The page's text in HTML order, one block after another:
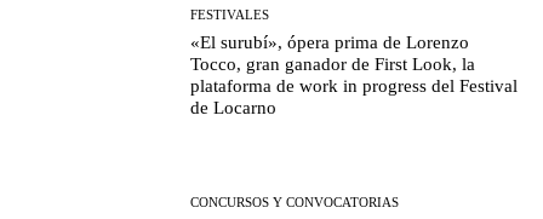
FESTIVALES
«El surubí», ópera prima de Lorenzo
Tocco, gran ganador de First Look, la
plataforma de work in progress del Festival
de Locarno
CONCURSOS Y CONVOCATORIAS